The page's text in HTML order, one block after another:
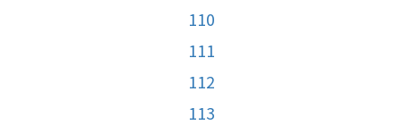
110
111
112
113